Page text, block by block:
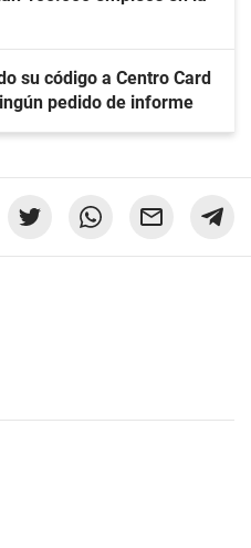
su código a Centro Card
pedido de informe